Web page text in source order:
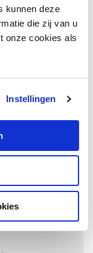
kunnen deze
die zij van u
onze cookies als
Instellingen